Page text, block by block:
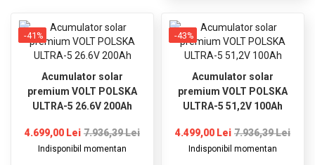
-41%
Acumulator solar
premium VOLT POLSKA
ULTRA-5 26.6V 200Ah
4.699,00 Lei 7.936,39 Lei
Indisponibil momentan
-43%
Acumulator solar
premium VOLT POLSKA
ULTRA-5 51,2V 100Ah
4.499,00 Lei 7.936,39 Lei
Indisponibil momentan